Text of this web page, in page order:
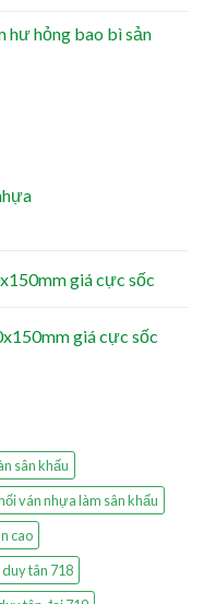
hư hỏng bao bì sản
giá cực sốc
giá cực sốc
sân khấu
ván nhựa làm sân khấu
cao
tân 718